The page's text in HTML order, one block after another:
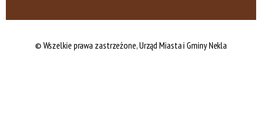
© Wszelkie prawa zastrzeżone, Urząd Miasta i Gminy Nekla